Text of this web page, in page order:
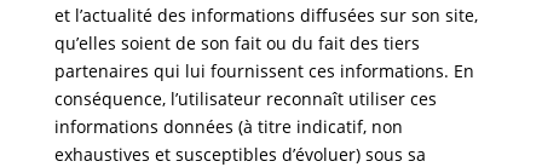
et l’actualité des informations diffusées sur son site,
qu’elles soient de son fait ou du fait des tiers
partenaires qui lui fournissent ces informations. En
conséquence, l’utilisateur reconnaît utiliser ces
informations données (à titre indicatif, non
exhaustives et susceptibles d’évoluer) sous sa